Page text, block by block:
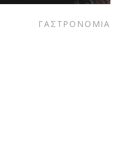
ΓΑΣΤΡΟΝΟΜΙΑ